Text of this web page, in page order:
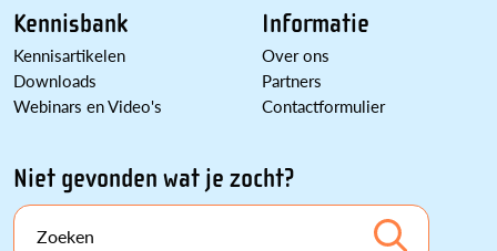
Kennisbank
Kennisartikelen
Downloads
Webinars en Video's
Informatie
Over ons
Partners
Contactformulier
Niet gevonden wat je zocht?
Zoeken